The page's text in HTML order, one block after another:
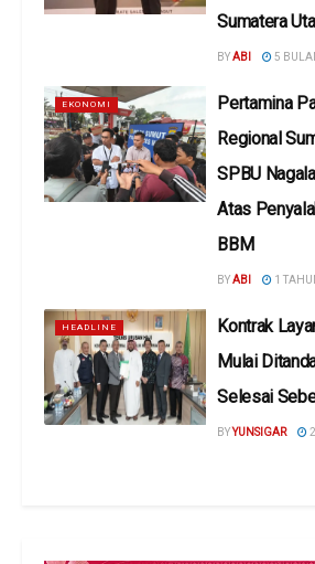
Sumatera
BYABI 5
EKONOMI
Pertamina
Regional
SPBU
Atas
BBM
BYABI 1
HEADLINE
Kontrak
Mulai
Selesai
BYYUNSIGAR